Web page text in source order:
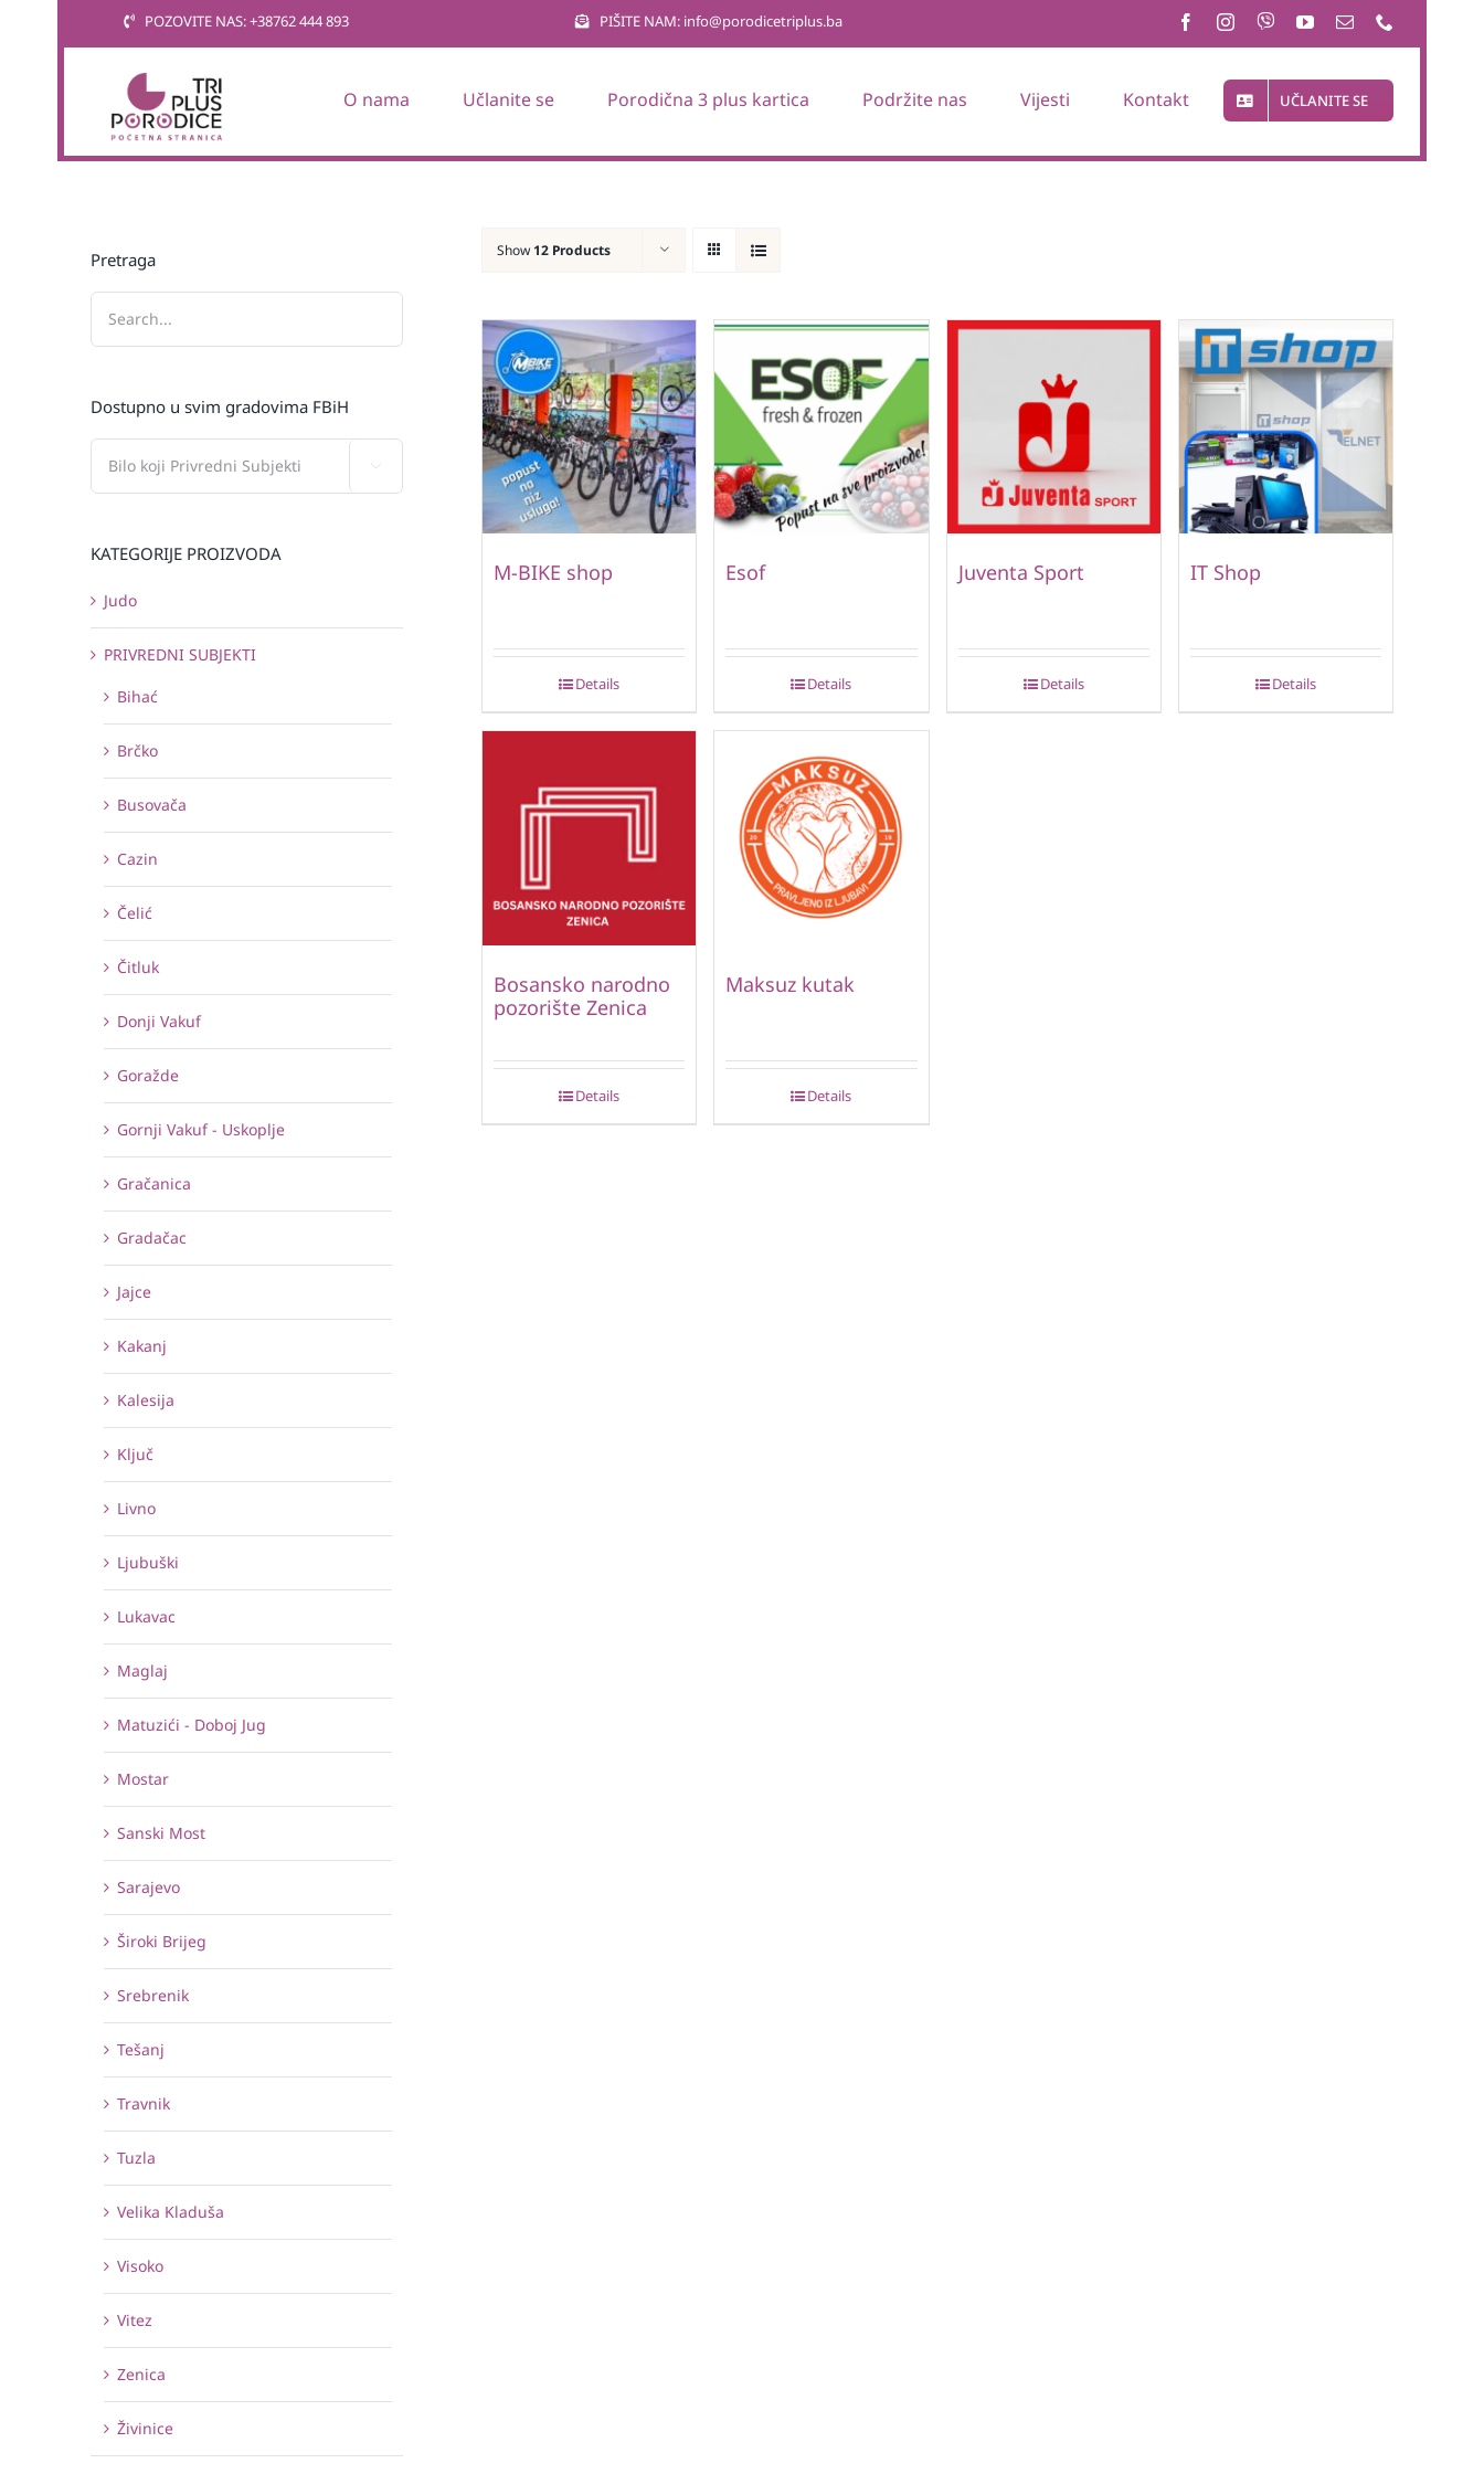
POZOVITE NAS: +38762 444 893 PIŠITE NAM: info@porodicetriplus.ba
O nama Učlanite se Porodična 3 plus kartica Podržite nas Vijesti Kontakt UČLANITE SE
Show 12 Products
M-BIKE shop
Details
Esof
Details
Juventa Sport
Details
IT Shop
Details
Bosansko narodno
pozorište Zenica
Details
Maksuz kutak
Details
Pretraga
Dostupno u svim gradovima FBiH
KATEGORIJE PROIZVODA
Judo
PRIVREDNI SUBJEKTI
Bihać
Brčko
Busovača
Cazin
Čelić
Čitluk
Donji Vakuf
Goražde
Gornji Vakuf - Uskoplje
Gračanica
Gradačac
Jajce
Kakanj
Kalesija
Ključ
Livno
Ljubuški
Lukavac
Maglaj
Matuzići - Doboj Jug
Mostar
Sanski Most
Sarajevo
Široki Brijeg
Srebrenik
Tešanj
Travnik
Tuzla
Velika Kladuša
Visoko
Vitez
Zenica
Živinice